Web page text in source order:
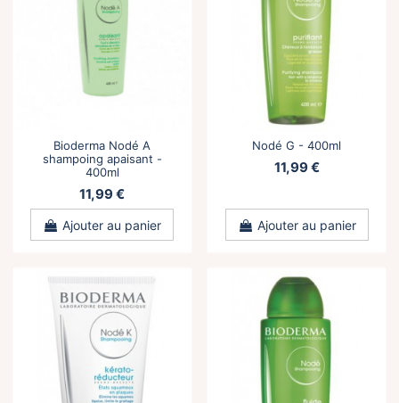
Bioderma Nodé A
shampoing apaisant -
400ml
11,99 €
Ajouter au panier
Nodé G - 400ml
11,99 €
Ajouter au panier